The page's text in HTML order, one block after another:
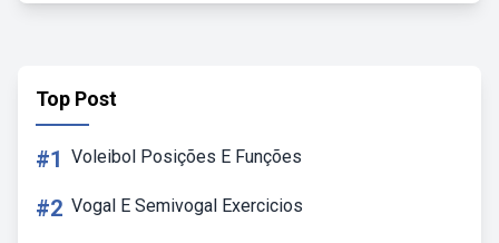
Top Post
#1 Voleibol Posições E Funções
#2 Vogal E Semivogal Exercicios